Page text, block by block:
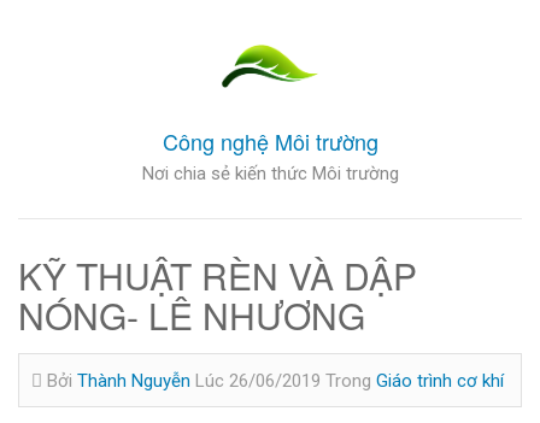
Công nghệ Môi trường
Nơi chia sẻ kiến thức Môi trường
KỸ THUẬT RÈN VÀ DẬP
NÓNG- LÊ NHƯƠNG
Bởi Thành Nguyễn Lúc 26/06/2019 Trong Giáo trình cơ khí